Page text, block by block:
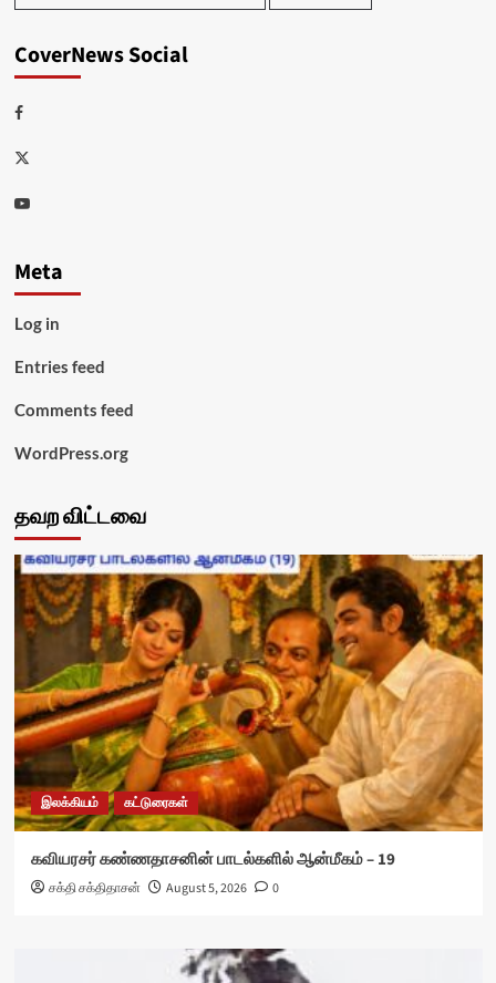
CoverNews Social
Facebook
Twitter
Youtube
Meta
Log in
Entries feed
Comments feed
WordPress.org
தவற விட்டவை
இலக்கியம் கட்டுரைகள்
கவியரசர் கண்ணதாசனின் பாடல்களில் ஆன்மீகம் – 19
சக்தி சக்திதாசன் August 5, 2026 0